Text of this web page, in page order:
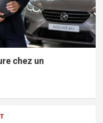
chez un